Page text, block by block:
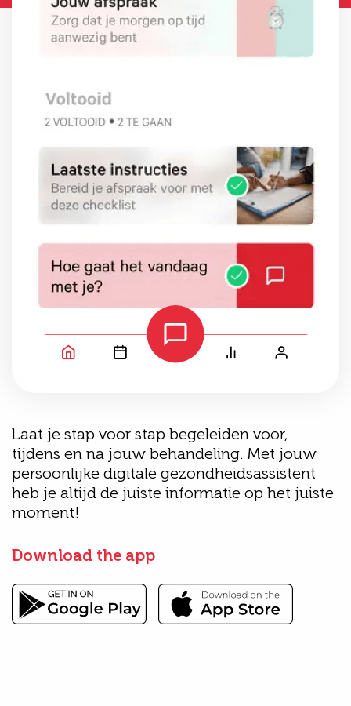
Laat je stap voor stap begeleiden voor,
tijdens en na jouw behandeling. Met jouw
persoonlijke digitale gezondheidsassistent
heb je altijd de juiste informatie op het juiste
moment!
Download the app